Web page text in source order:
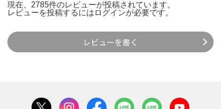
現在、2785件のレビューが投稿されています。
レビューを投稿するには ログインが必要です。
レビューを書く